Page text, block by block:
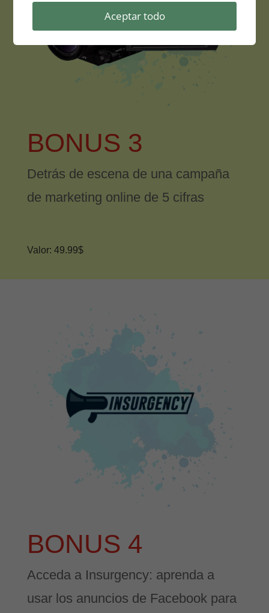
BONUS 3
Detrás de escena de una campaña
de marketing online de 5 cifras
Valor: 49.99$
BONUS 4
Acceda a Insurgency: aprenda a
usar los anuncios de Facebook para
Aceptar todo